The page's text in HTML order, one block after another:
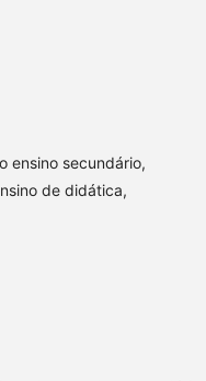
ensino secundário,
de didática,